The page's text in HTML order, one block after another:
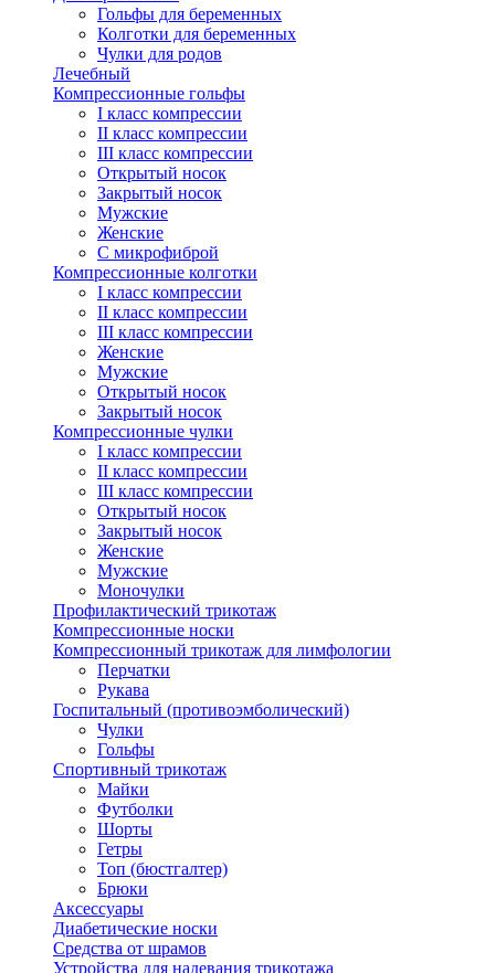
Гольфы для беременных
Колготки для беременных
Чулки для родов
Лечебный
Компрессионные гольфы
I класс компрессии
II класс компрессии
III класс компрессии
Открытый носок
Закрытый носок
Мужские
Женские
С микрофиброй
Компрессионные колготки
I класс компрессии
II класс компрессии
III класс компрессии
Женские
Мужские
Открытый носок
Закрытый носок
Компрессионные чулки
I класс компрессии
II класс компрессии
III класс компрессии
Открытый носок
Закрытый носок
Женские
Мужские
Моночулки
Профилактический трикотаж
Компрессионные носки
Компрессионный трикотаж для лимфологии
Перчатки
Рукава
Госпитальный (противоэмболический)
Чулки
Гольфы
Спортивный трикотаж
Майки
Футболки
Шорты
Гетры
Топ (бюстгалтер)
Брюки
Аксессуары
Диабетические носки
Средства от шрамов
Устройства для надевания трикотажа